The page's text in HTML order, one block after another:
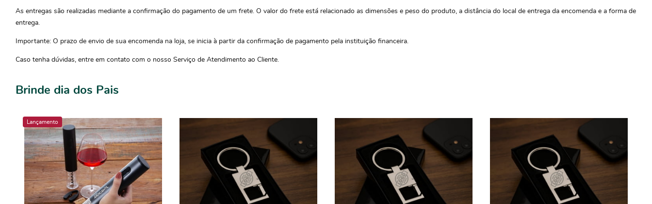
As entregas são realizadas mediante a confirmação do pagamento de um frete. O valor do frete está relacionado as dimensões e peso do produto, a distância do local de entrega da encomenda e a forma de
entrega.
Importante: O prazo de envio de sua encomenda na loja, se inicia à partir da confirmação de pagamento pela instituição financeira.
Caso tenha dúvidas, entre em contato com o nosso Serviço de Atendimento ao Cliente.
Brinde dia dos Pais
Lançamento